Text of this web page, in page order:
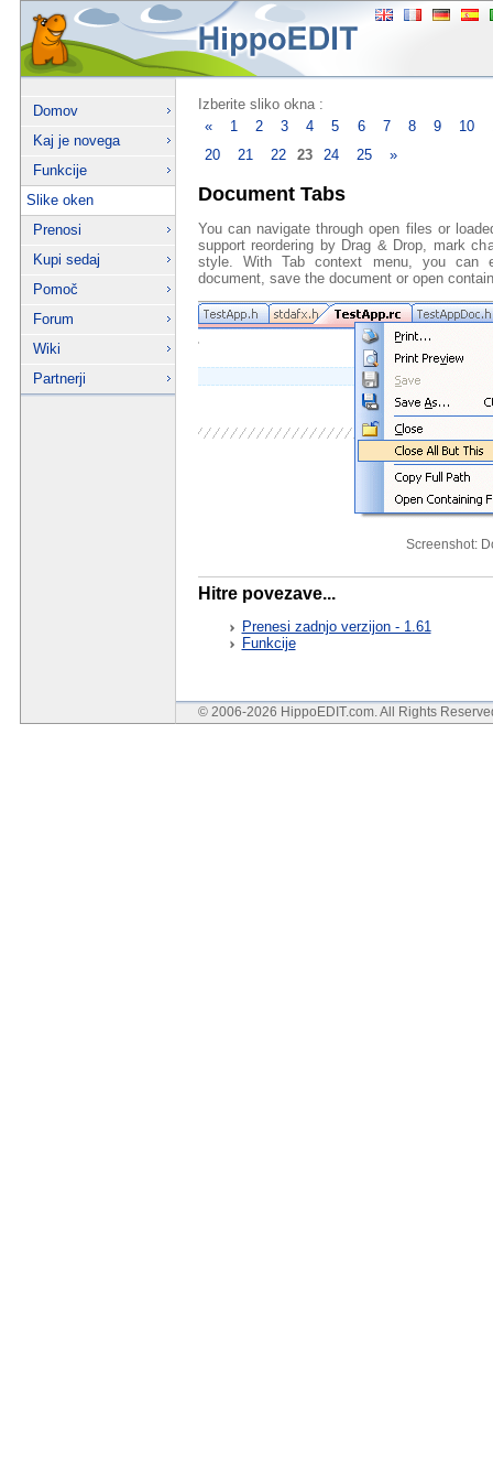
Domov
Kaj je novega
Funkcije
Slike oken
Prenosi
Kupi sedaj
Pomoč
Forum
Wiki
Partnerji
Izberite sliko okna :
«
1 2 3 4 5 6 7 8 9 10
20
21 22 23 24 25 »
Document Tabs
You can navigate through open files or
support reordering by Drag & Drop, mark
style. With Tab context menu, you can
document, save the document or open
Screenshot:
Hitre povezave...
Prenesi zadnjo verzijon - 1.61
Funkcije
© 2006-2026 HippoEDIT.com. All Rights